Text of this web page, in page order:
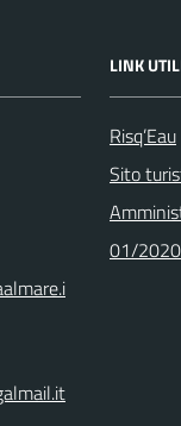
LINK
Risq’Eau
Sito
01/2020